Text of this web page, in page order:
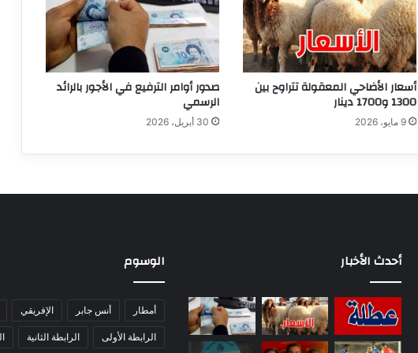
أسعار الأضاحي المعقولة تتراوح بين
1300 و1700 دينار
9 مايو، 2026
صدور أوامر الترفيع في الأجور بالرائد
الرسمي
30 أبريل، 2026
أحدث الأخبار الوسوم
أمطار أنس جابر الإفريقي
الرابطة الأولى الرابطة الثانية